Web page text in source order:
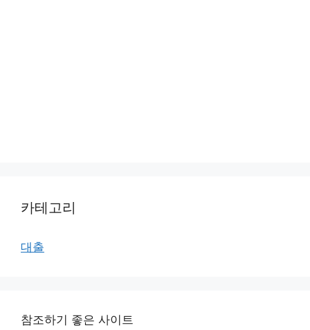
카테고리
대출
참조하기 좋은 사이트